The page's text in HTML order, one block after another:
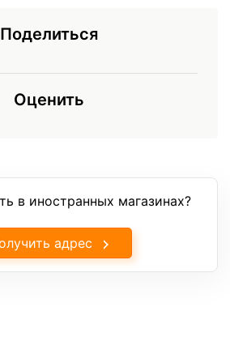
Поделиться
Оценить
в иностранных магазинах?
адрес